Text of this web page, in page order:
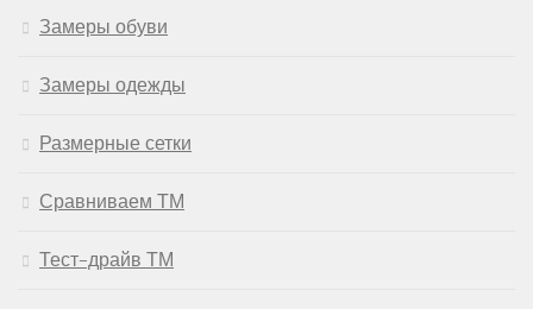
Замеры обуви
Замеры одежды
Размерные сетки
Сравниваем ТМ
Тест-драйв ТМ